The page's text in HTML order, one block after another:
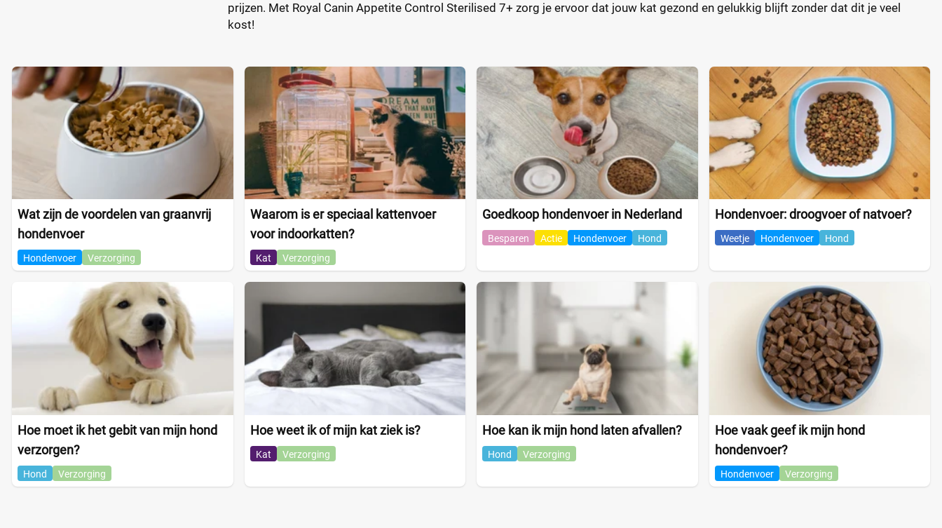
prijzen. Met Royal Canin Appetite Control Sterilised 7+ zorg je ervoor dat jouw kat gezond en gelukkig blijft zonder dat dit je veel
kost!
Wat zijn de voordelen van graanvrij
hondenvoer
Hondenvoer Verzorging
Waarom is er speciaal kattenvoer
voor indoorkatten?
Kat Verzorging
Goedkoop hondenvoer in Nederland
Besparen Actie Hondenvoer Hond
Hondenvoer: droogvoer of natvoer?
Weetje Hondenvoer Hond
Hoe moet ik het gebit van mijn hond
verzorgen?
Hond Verzorging
Hoe weet ik of mijn kat ziek is?
Kat Verzorging
Hoe kan ik mijn hond laten afvallen?
Hond Verzorging
Hoe vaak geef ik mijn hond
hondenvoer?
Hondenvoer Verzorging